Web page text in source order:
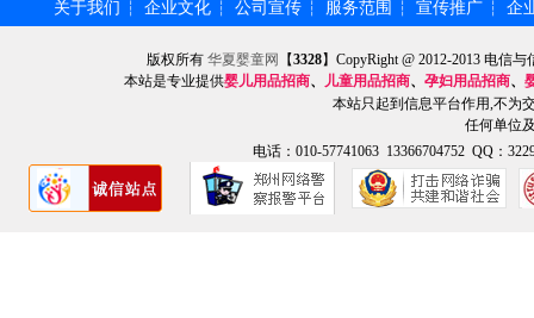
关于我们 ┆ 企业文化 ┆ 公司宣传 ┆ 服务范围 ┆ 宣传推广 ┆ 企
版权所有华夏婴童网 【3328】CopyRight @ 2012-2013 电信
本站是专业提供婴儿用品招商、 儿童用品招商、 孕妇用品招商、
本站只起到信息平台作用,不为
任何单位
电话：010-57741063 13366704752 QQ：